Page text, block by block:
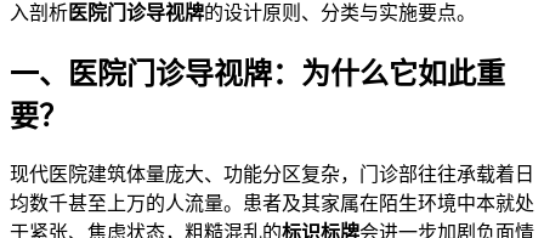
入剖析医院门诊导视牌的设计原则、分类与实施要点。
一、医院门诊导视牌：为什么它如此重
要？
现代医院建筑体量庞大、功能分区复杂，门诊部往往承载着日
均数千甚至上万的人流量。患者及其家属在陌生环境中本就处
于紧张、焦虑状态，粗糙混乱的标识标牌会进一步加剧负面情